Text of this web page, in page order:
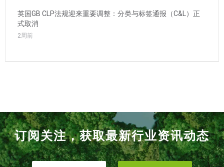
英国GB CLP法规迎来重要调整：分类与标签通报（C&L）正
式取消
2周前
订阅关注，获取最新行业资讯动态